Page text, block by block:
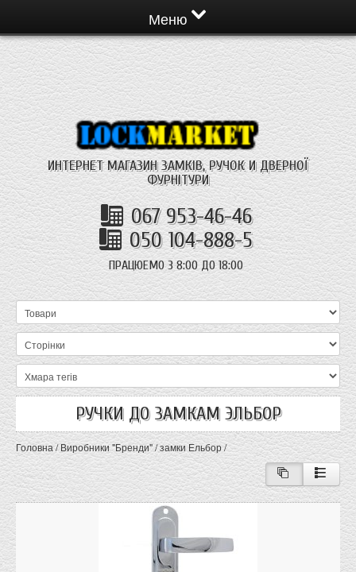
Меню
ИНТЕРНЕТ МАГАЗИН ЗАМКІВ, РУЧОК И ДВЕРНОЇ
ФУРНІТУРИ
067 953-46-46
050 104-888-5
ПРАЦЮЕМО З 8:00 ДО 18:00
РУЧКИ ДО ЗАМКАМ ЭЛЬБОР
Головна/Виробники "Бренди"/замки Ельбор/